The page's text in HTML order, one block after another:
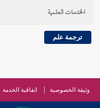
الخدمات العلمية
ترجمة علم
وثيقة الخصوصية اتفاقية الخدمة